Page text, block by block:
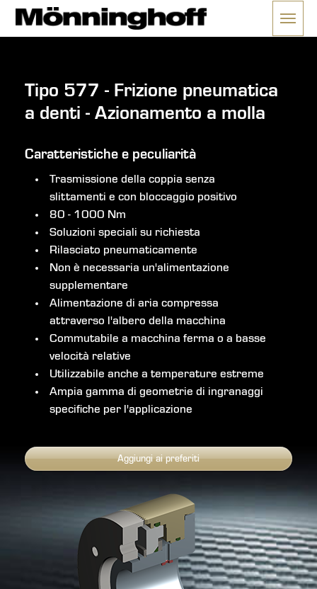
Tipo 577 - Frizione pneumatica
a denti - Azionamento a molla
Caratteristiche e peculiarità
Trasmissione della coppia senza
slittamenti e con bloccaggio positivo
80 - 1000 Nm
Soluzioni speciali su richiesta
Rilasciato pneumaticamente
Non è necessaria un'alimentazione
supplementare
Alimentazione di aria compressa
attraverso l'albero della macchina
Commutabile a macchina ferma o a basse
velocità relative
Utilizzabile anche a temperature estreme
Ampia gamma di geometrie di ingranaggi
specifiche per l'applicazione
Aggiungi ai preferiti